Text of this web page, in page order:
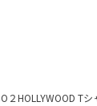
２HOLLYWOOD T